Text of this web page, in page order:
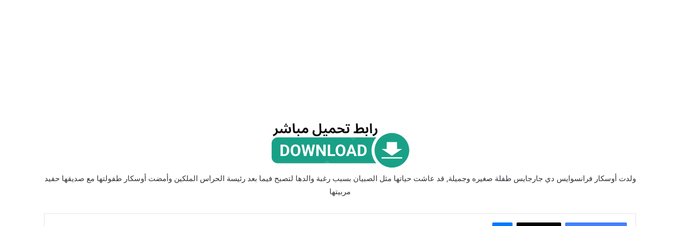
ولدت أوسكار فرانسوايس دي جارجايس طفلة صغيره وجميلة, قد عاشت حياتها مثل الصبيان بسبب رغبة والدها لتصبح فيما بعد رئيسة الحراس الملكين وأمضت أوسكار طفولتها مع صديقها حفيد
مربيتها
ماسنجر